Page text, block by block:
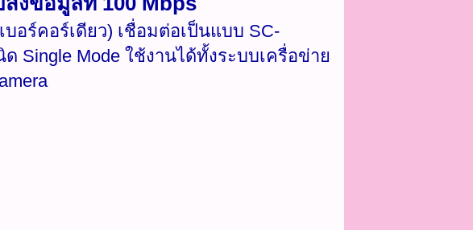
อร์คอร์เดียว) เชื่อมต่อเป็นแบบ SC-
Single Mode ใช้งานได้ทั้งระบบเครื่อข่าย